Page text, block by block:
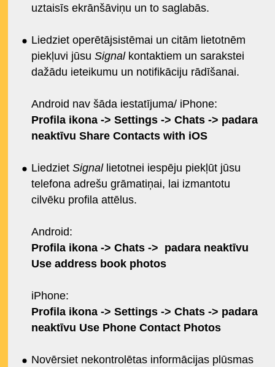
uztaisīs ekrānšāviņu un to saglabās.
Liedziet operētājsistēmai un citām lietotnēm
piekļuvi jūsu Signalkontaktiem un sarakstei
dažādu ieteikumu un notifikāciju rādīšanai.
Android nav šāda iestatījuma/ iPhone:
Profila ikona -> Settings -> Chats -> padara
neaktīvu Share Contacts with iOS
Liedziet Signallietotnei iespēju piekļūt jūsu
telefona adrešu grāmatiņai, lai izmantotu
cilvēku profila attēlus.
Android:
Profila ikona -> Chats -> padara neaktīvu
Use address book photos
iPhone:
Profila ikona -> Settings -> Chats -> padara
neaktīvu Use Phone Contact Photos
Novērsiet nekontrolētas informācijas plūsmas